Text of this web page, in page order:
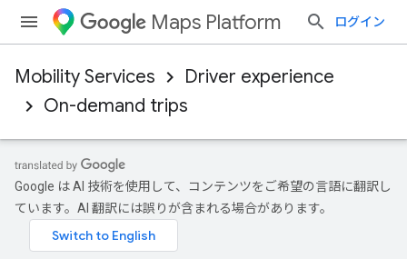
Maps Platform ログイン
Mobility Services
Driver experience
On-demand trips
Google は AI 技術を使用して、コンテンツをご希望の言語に翻訳し
ています。AI 翻訳には誤りが含まれる場合があります。